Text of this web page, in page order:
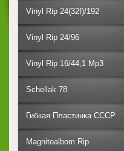
Vinyl Rip 24(32f)/192
Vinyl Rip 24/96
Vinyl Rip 16/44,1 Mp3
Schellak 78
Гибкая Пластинка СССР
Magnitoalbom Rip